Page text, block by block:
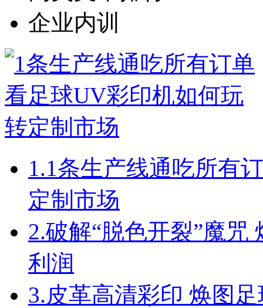
企业内训
1.1条生产线通吃所有
定制市场
2.破解“脱色开裂”魔咒
利润
3.皮革高清彩印 焕图